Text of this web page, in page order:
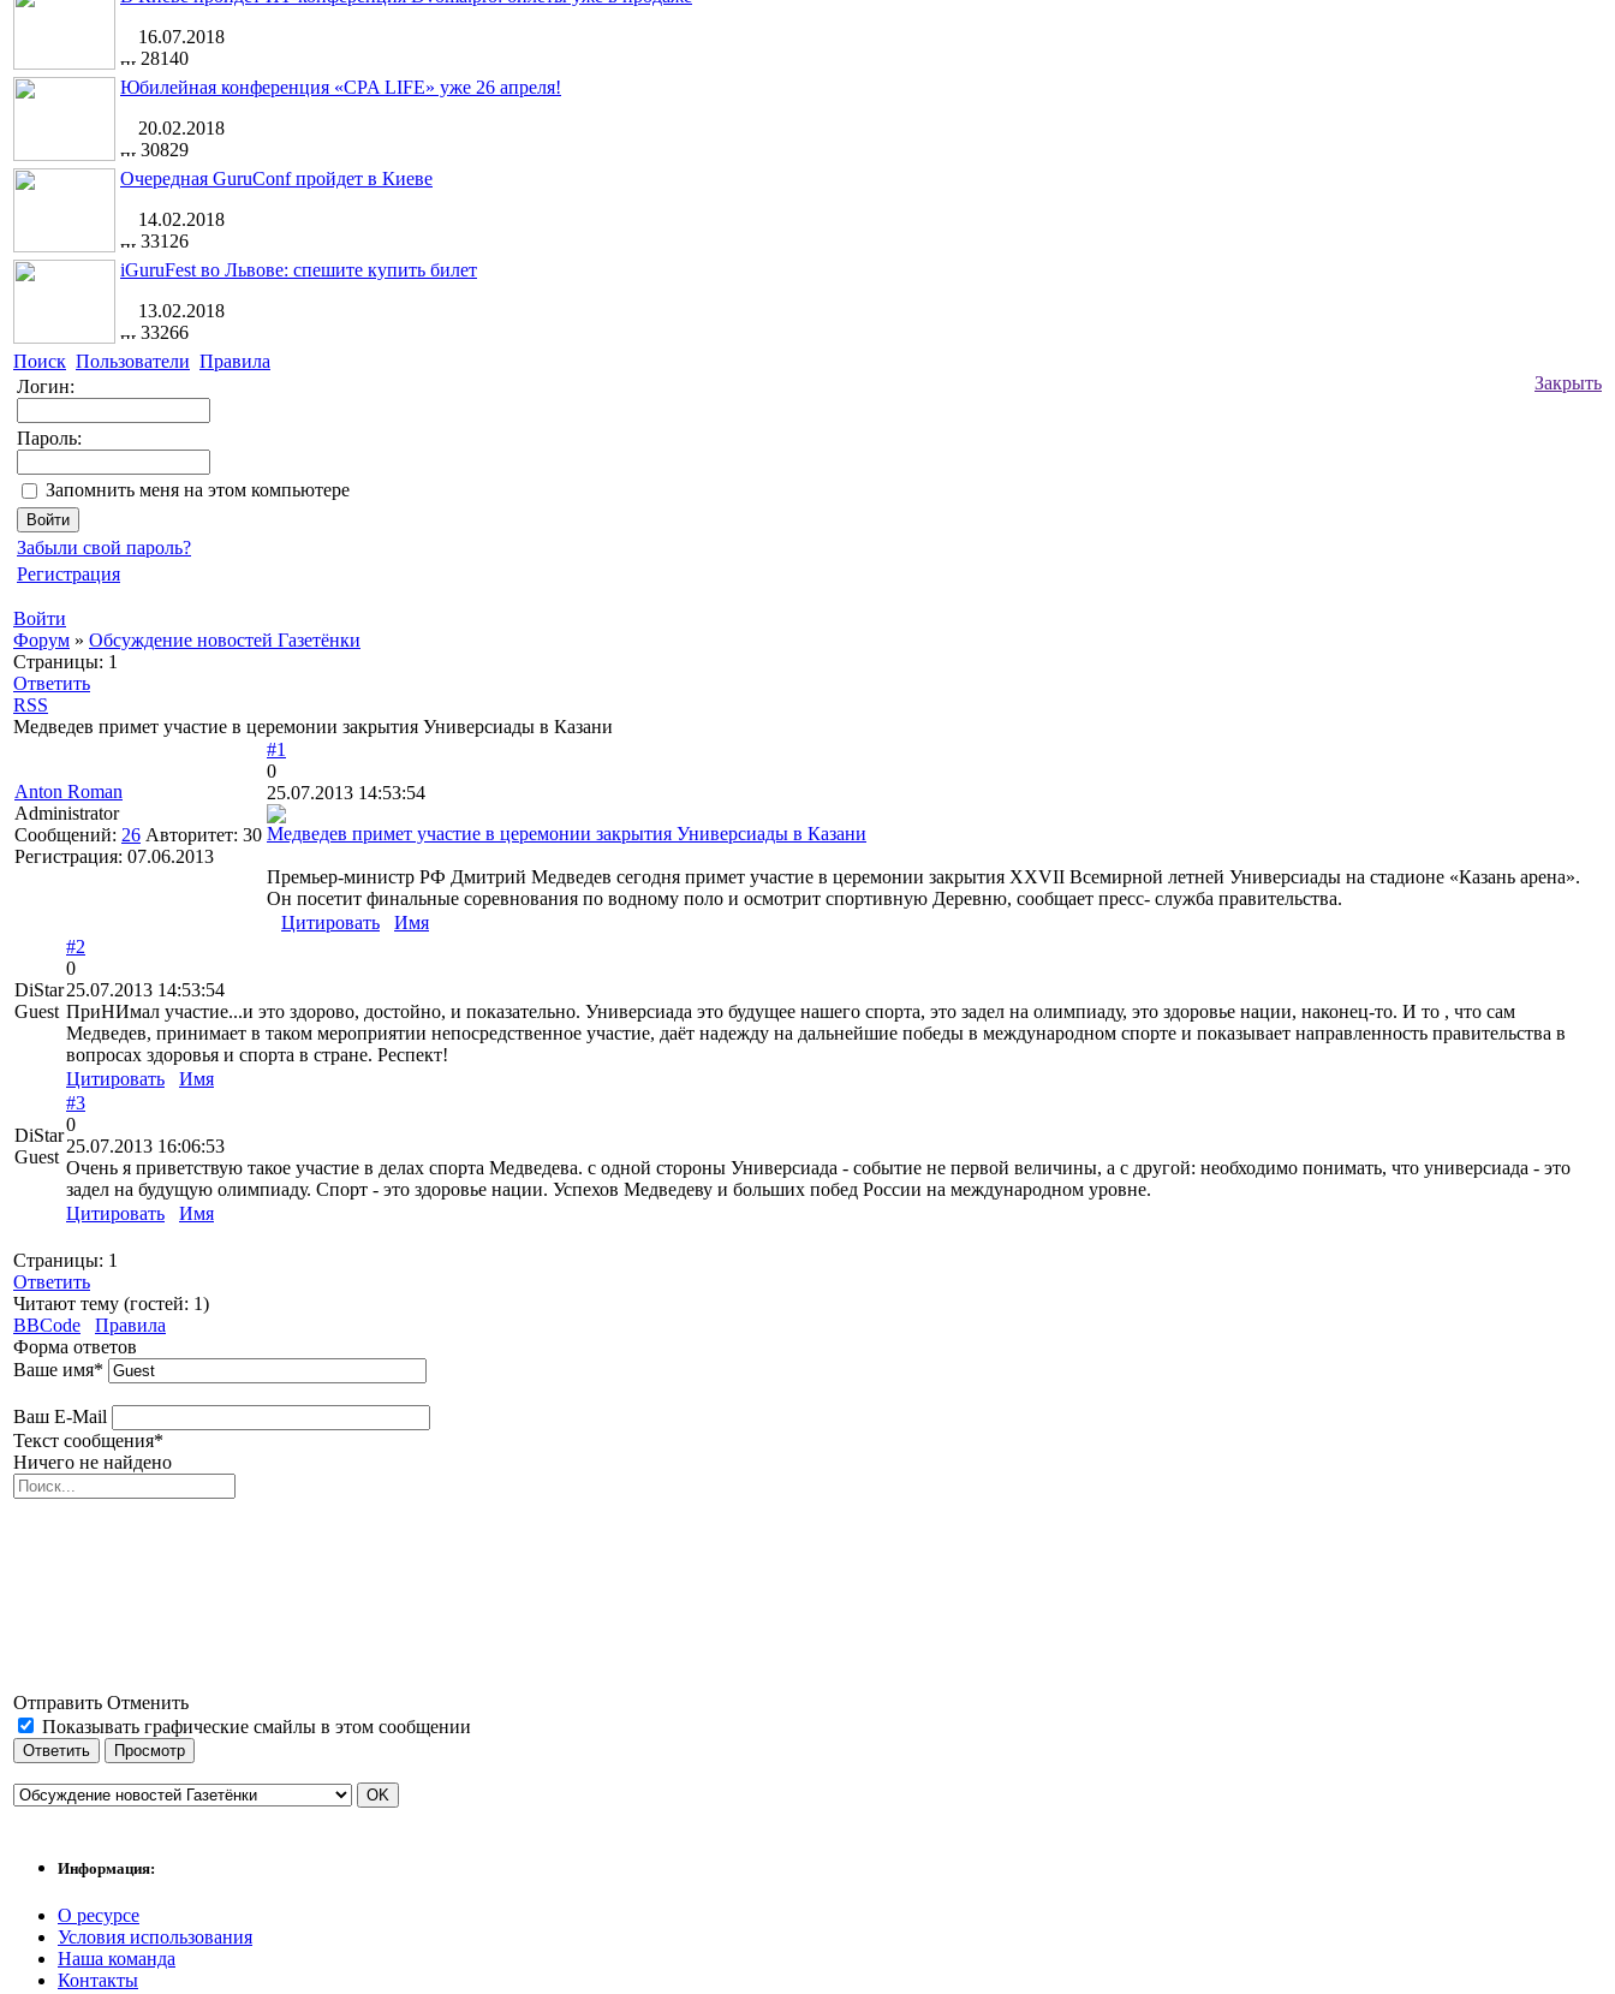
16.07.2018
28140
Юбилейная конференция «CPA LIFE» уже 26 апреля!
20.02.2018
30829
Очередная GuruConf пройдет в Киеве
14.02.2018
33126
iGuruFest во Львове: спешите купить билет
13.02.2018
33266
Поиск Пользователи Правила
Закрыть
Логин:
Пароль:
Запомнить меня на этом компьютере
Забыли свой пароль?
Регистрация
Войти
Форум » Обсуждение новостей Газетёнки
Страницы: 1
Ответить
RSS
Медведев примет участие в церемонии закрытия Универсиады в Казани
Anton Roman
Administrator
Сообщений: 26 Авторитет: 30
Регистрация: 07.06.2013
#1
0
25.07.2013 14:53:54
Медведев примет участие в церемонии закрытия Универсиады в Казани
Премьер-министр РФ Дмитрий Медведев сегодня примет участие в церемонии закрытия XXVII Всемирной летней Универсиады на стадионе «Казань арена».
Он посетит финальные соревнования по водному поло и осмотрит спортивную Деревню, сообщает пресс- служба правительства.
Цитировать
Имя
DiStar
Guest
#2
0
25.07.2013 14:53:54
ПриНИмал участие...и это здорово, достойно, и показательно. Универсиада это будущее нашего спорта, это задел на олимпиаду, это здоровье нации, наконец-то. И то , что сам
Медведев, принимает в таком мероприятии непосредственное участие, даёт надежду на дальнейшие победы в международном спорте и показывает направленность правительства в
вопросах здоровья и спорта в стране. Респект!
Цитировать
Имя
DiStar
Guest
#3
0
25.07.2013 16:06:53
Очень я приветствую такое участие в делах спорта Медведева. с одной стороны Универсиада - событие не первой величины, а с другой: необходимо понимать, что универсиада - это
задел на будущую олимпиаду. Спорт - это здоровье нации. Успехов Медведеву и больших побед России на международном уровне.
Цитировать
Имя
Страницы: 1
Ответить
Читают тему (гостей: 1)
BBCode
Правила
Форма ответов
Ваше имя*
Ваш E-Mail
Текст сообщения*
Ничего не найдено
Отправить Отменить
Показывать графические смайлы в этом сообщении
Информация:
О ресурсе
Условия использования
Наша команда
Контакты